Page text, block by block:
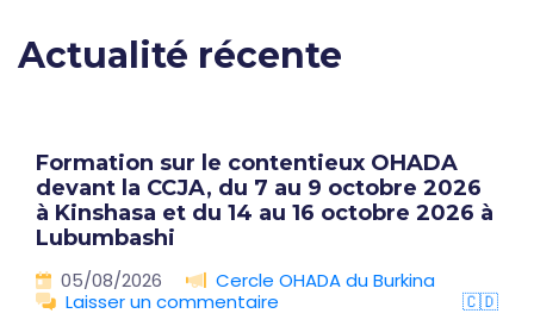
Actualité récente
Formation sur le contentieux OHADA
devant la CCJA, du 7 au 9 octobre 2026
à Kinshasa et du 14 au 16 octobre 2026 à
Lubumbashi
05/08/2026
Cercle OHADA du Burkina
Laisser un commentaire
🇨🇩